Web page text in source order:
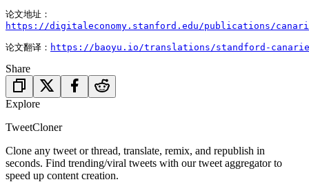
https://digitaleconomy.stanford.edu/publications/
论文翻译： https://baoyu.io/translations/standford-
Share
Explore
TweetCloner
Clone any tweet or thread, translate, remix, and republish in
seconds. Find trending/viral tweets with our tweet aggregator to
speed up content creation.